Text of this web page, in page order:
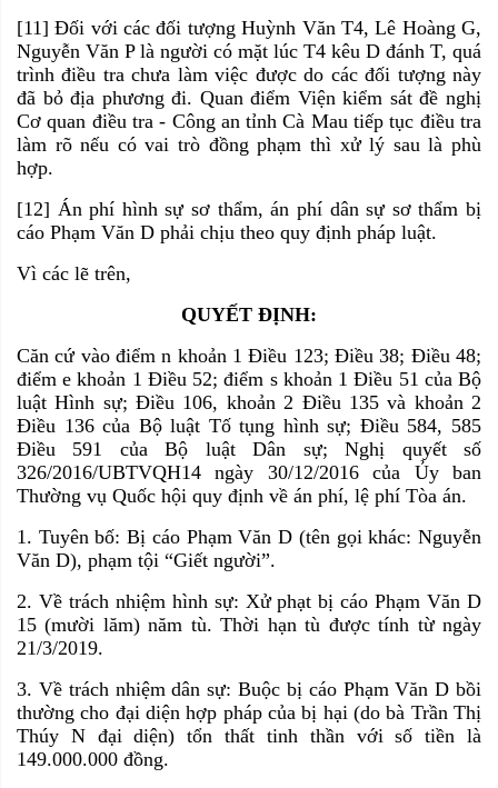
[11] Đối với các đối tượng Huỳnh Văn T4, Lê Hoàng G,
Nguyễn Văn P là người có mặt lúc T4 kêu D đánh T, quá
trình điều tra chưa làm việc được do các đối tượng này
đã bỏ địa phương đi. Quan điểm Viện kiểm sát đề nghị
Cơ quan điều tra - Công an tỉnh Cà Mau tiếp tục điều tra
làm rõ nếu có vai trò đồng phạm thì xử lý sau là phù
hợp.
[12] Án phí hình sự sơ thẩm, án phí dân sự sơ thẩm bị
cáo Phạm Văn D phải chịu theo quy định pháp luật.
Vì các lẽ trên,
QUYẾT ĐỊNH:
Căn cứ vào điểm n khoản 1 Điều 123; Điều 38; Điều 48;
điểm e khoản 1 Điều 52; điểm s khoản 1 Điều 51 của Bộ
luật Hình sự; Điều 106, khoản 2 Điều 135 và khoản 2
Điều 136 của Bộ luật Tố tụng hình sự; Điều 584, 585
Điều 591 của Bộ luật Dân sự; Nghị quyết số
326/2016/UBTVQH14 ngày 30/12/2016 của Ủy ban
Thường vụ Quốc hội quy định về án phí, lệ phí Tòa án.
1. Tuyên bố: Bị cáo Phạm Văn D (tên gọi khác: Nguyễn
Văn D), phạm tội “Giết người”.
2. Về trách nhiệm hình sự: Xử phạt bị cáo Phạm Văn D
15 (mười lăm) năm tù. Thời hạn tù được tính từ ngày
21/3/2019.
3. Về trách nhiệm dân sự: Buộc bị cáo Phạm Văn D bồi
thường cho đại diện hợp pháp của bị hại (do bà Trần Thị
Thúy N đại diện) tổn thất tinh thần với số tiền là
149.000.000 đồng.